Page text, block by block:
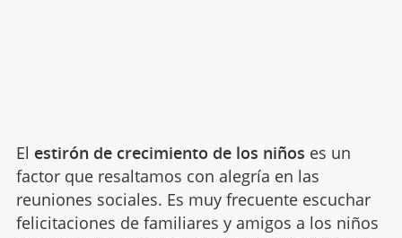
El estirón de crecimiento de los niños es un
factor que resaltamos con alegría en las
reuniones sociales. Es muy frecuente escuchar
felicitaciones de familiares y amigos a los niños